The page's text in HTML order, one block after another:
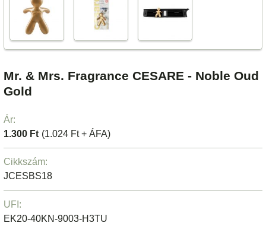
Mr. & Mrs. Fragrance CESARE - Noble Oud
Gold
Ár:
1.300 Ft (1.024 Ft + ÁFA)
Cikkszám:
JCESBS18
UFI:
EK20-40KN-9003-H3TU